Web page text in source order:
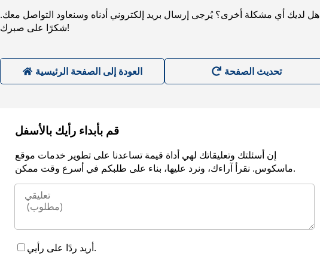
هل لديك أي مشكلة أخرى؟ يُرجى إرسال بريد إلكتروني أدناه وسنعاود التواصل معك.
شكرًا على صبرك!
العودة إلى الصفحة الرئيسية
قم بأبداء رأيك بالأسفل
إن أسئلتك وتعليقاتك لهي أداة قيمة تساعدنا على تطوير خدمات موقع
ماسكوس. نقرأ آراءك، ونرد عليها، بناء على طلبكم في أسرع وقت ممكن.
أريد ردًا على رأيي.